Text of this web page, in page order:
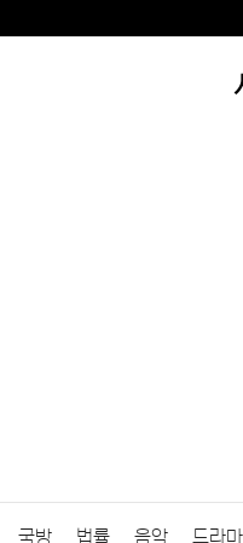
국방 법률 음악 드라마